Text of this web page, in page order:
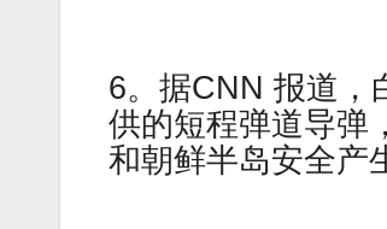
6。据CNN 报道，
供的短程弹道导弹
和朝鲜半岛安全产